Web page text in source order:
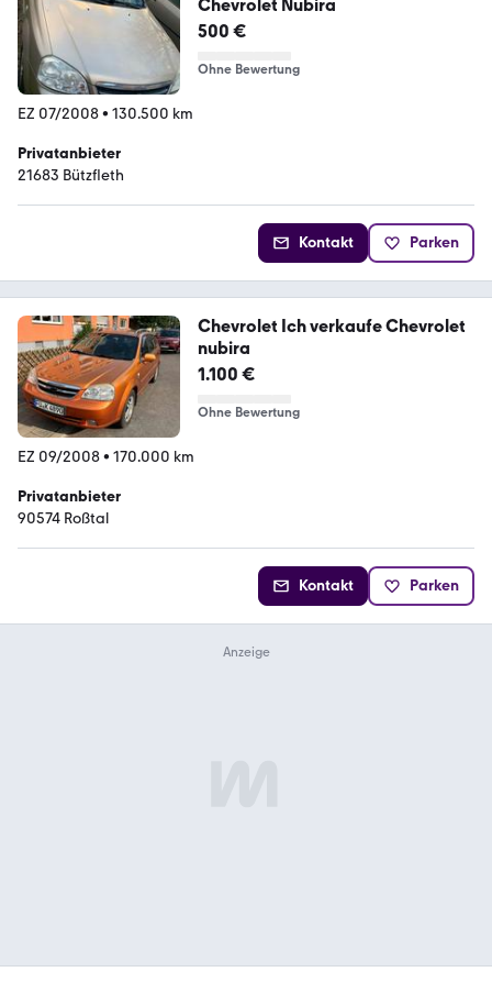
Chevrolet Nubira
500 €
Ohne Bewertung
EZ 07/2008• 130.500 km
Privatanbieter
21683 Bützfleth
Kontakt Parken
Chevrolet Ich verkaufe Chevrolet
nubira
1.100 €
Ohne Bewertung
EZ 09/2008• 170.000 km
Privatanbieter
90574 Roßtal
Kontakt Parken